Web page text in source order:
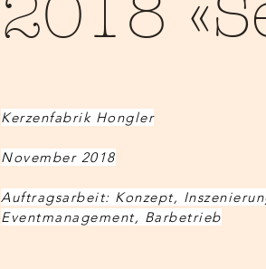
Kerzenfabrik Hongler
November 2018
Auftragsarbeit: Konzept,
Eventmanagement, Barbetrieb